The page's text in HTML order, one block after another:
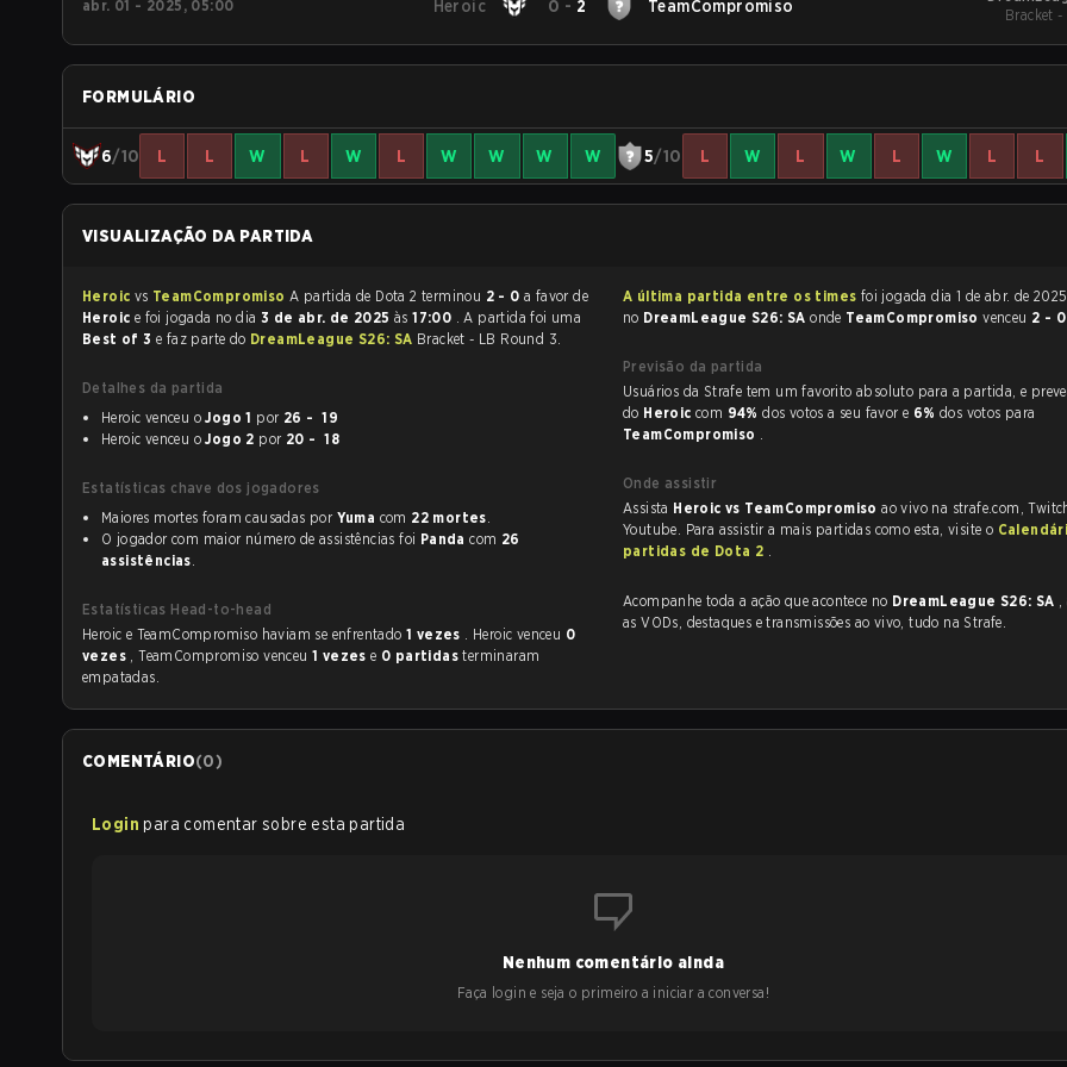
abr. 01 - 2025, 05:00 Heroic 0 - 2 TeamCompromiso
Bracket -
FORMULÁRIO
6/10 L L W L W L W W W W 5/10 L W L W L W L L
VISUALIZAÇÃO DA PARTIDA
Heroic vs TeamCompromiso A partida de Dota 2 terminou 2 - 0 a favor de
Heroic
e foi jogada no dia 3 de abr. de 2025 às17:00 . A partida foi uma
Best of 3 e faz parte do DreamLeague S26: SA Bracket - LB Round 3.
Detalhes da partida
Heroic venceu oJogo 1 por
26 - 19
Heroic venceu oJogo 2 por 20 - 18
Estatísticas chave dos jogadores
Maiores mortes foram causadas por Yuma com 22 mortes.
O jogador com maior número de assistências foi Panda com 26
assistências.
Estatísticas Head-to-head
Heroic e TeamCompromiso haviam se enfrentado 1 vezes . Heroic venceu 0
vezes , TeamCompromiso venceu 1 vezese 0 partidasterminaram
empatadas.
A última partida entre os times
no DreamLeague S26: SAonde TeamCompromisovenceu 2 - 0
Previsão da partida
Usuários da Strafe tem um favorito absoluto para a partida, e preveem a vitória
do Heroic com 94%dos votos a seu favor e 6% dos votos para
TeamCompromiso .
Onde assistir
Assista Heroic vs TeamCompromisoao vivo na strafe.com,
Youtube. Para assistir a mais partidas como esta, visite o
partidas de Dota 2 .
Acompanhe toda a ação que acontece no DreamLeague S26: SA ,
as VODs, destaques e transmissões ao vivo, tudo na Strafe.
COMENTÁRIO(0)
Login para comentar sobre esta partida
Nenhum comentário ainda
Faça login e seja o primeiro a iniciar a conversa!